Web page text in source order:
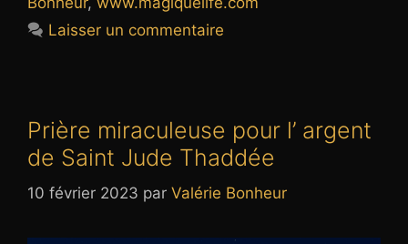
Laisser un commentaire
Prière miraculeuse pour l’ argent
de Saint Jude Thaddée
10 février 2023 par Valérie Bonheur